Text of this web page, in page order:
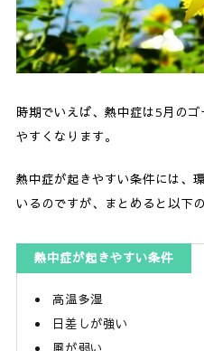
時期でいえば、熱中症は5月の
やすくなります。
熱中症が起きやすい条件には、
いるのですが、まとめると以下
熱中症が起きやすい条件
高温多湿
日差しが強い